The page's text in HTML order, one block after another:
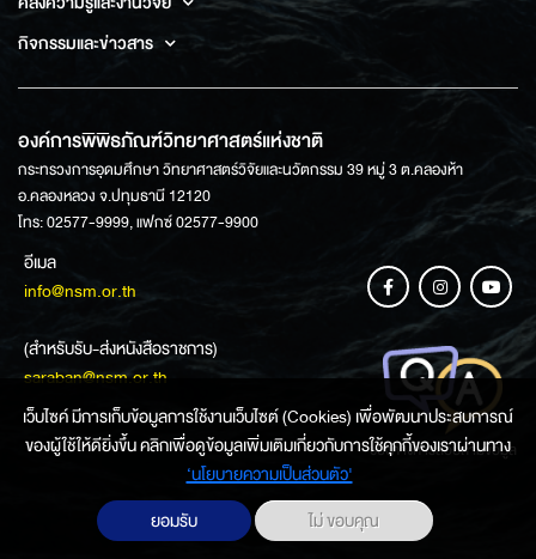
กิจกรรมและข่าวสาร
องค์การพิพิธภัณฑ์วิทยาศาสตร์แห่งชาติ
กระทรวงการอุดมศึกษา วิทยาศาสตร์วิจัยและนวัตกรรม 39 หมู่ 3 ต.คลองห้า
อ.คลองหลวง จ.ปทุมธานี 12120
โทร: 02577-9999, แฟกซ์ 02577-9900
อีเมล
info@nsm.or.th
(สำหรับรับ-ส่งหนังสือราชการ)
saraban@nsm.or.th
ช่องทางการสอบถามข้อมูล
เว็บไซค์ มีการเก็บข้อมูลการใช้งานเว็บไซต์ (Cookies) เพื่อพัฒนาประสบการณ์
ของผู้ใช้ให้ดียิ่งขึ้น คลิกเพื่อดูข้อมูลเพิ่มเติมเกี่ยวกับการใช้คุกกี้ของเราผ่านทาง
‘นโยบายความเป็นส่วนตัว'
ยอมรับ
ไม่ ขอบคุณ